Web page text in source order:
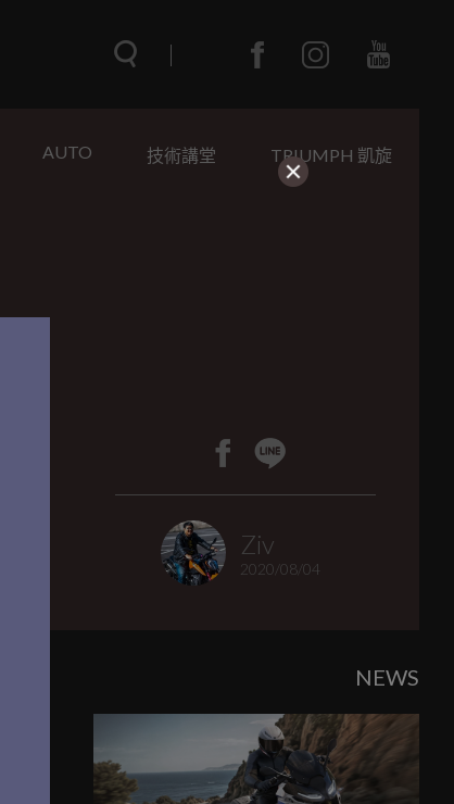
AUTO 技術講堂 TRIUMPH 凱旋
Ziv
2020/08/04
NEWS